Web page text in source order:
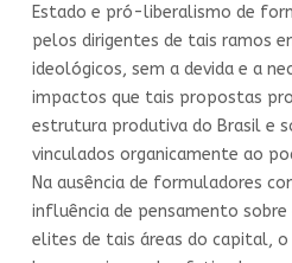
Estado e pró-liberalismo de
pelos dirigentes de tais ramos
ideológicos, sem a devida e a
impactos que tais propostas
estrutura produtiva do Brasil e
vinculados organicamente ao
Na ausência de formuladores
influência de pensamento sobre
elites de tais áreas do capital,